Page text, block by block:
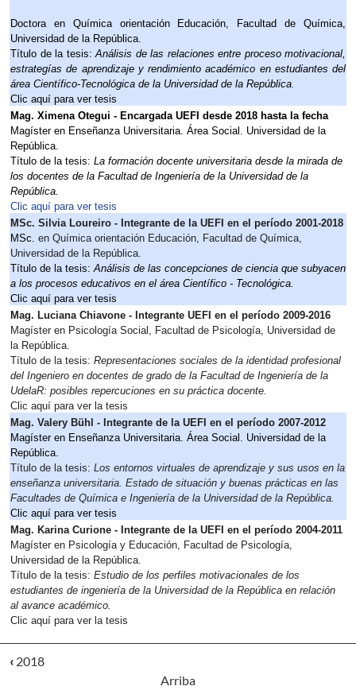
Doctora en Química orientación Educación, Facultad de Química,
Universidad de la República.
Título de la tesis: Análisis de las relaciones entre proceso motivacional,
estrategías de aprendizaje y rendimiento académico en estudiantes del
área Científico-Tecnológica de la Universidad de la República.
Clic aquí para ver tesis
Mag. Ximena Otegui - Encargada UEFI desde 2018 hasta la fecha
Magíster en Enseñanza Universitaria. Área Social. Universidad de la
República.
Título de la tesis: La formación docente universitaria desde la mirada de
los docentes de la Facultad de Ingeniería de la Universidad de la
República.
Clic aquí para ver tesis
MSc. Silvia Loureiro - Integrante de la UEFI en el período 2001-2018
MSc. en Química orientación Educación, Facultad de Química,
Universidad de la República.
Título de la tesis: Análisis de las concepciones de ciencia que subyacen
a los procesos educativos en el área Científico - Tecnológica.
Clic aquí para ver tesis
Mag. Luciana Chiavone - Integrante UEFI en el período 2009-2016
Magíster en Psicología Social, Facultad de Psicología, Universidad de
la República.
Título de la tesis: Representaciones sociales de la identidad profesional
del Ingeniero en docentes de grado de la Facultad de Ingeniería de la
UdelaR: posibles repercuciones en su práctica docente.
Clic aquí para ver la tesis
Mag. Valery Bühl - Integrante de la UEFI en el período 2007-2012
Magíster en Enseñanza Universitaria. Área Social. Universidad de la
República.
Título de la tesis: Los entornos virtuales de aprendizaje y sus usos en la
enseñanza universitaria. Estado de situación y buenas prácticas en las
Facultades de Química e Ingeniería de la Universidad de la República.
Clic aquí para ver tesis
Mag. Karina Curione - Integrante de la UEFI en el período 2004-2011
Magíster en Psicología y Educación, Facultad de Psicología,
Universidad de la República.
Título de la tesis: Estudio de los perfiles motivacionales de los
estudiantes de ingeniería de la Universidad de la República en relación
al avance académico.
Clic aquí para ver la tesis
‹ 2018
Arriba